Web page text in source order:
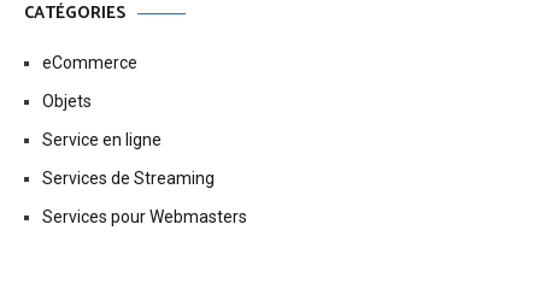
CATÉGORIES
eCommerce
Objets
Service en ligne
Services de Streaming
Services pour Webmasters